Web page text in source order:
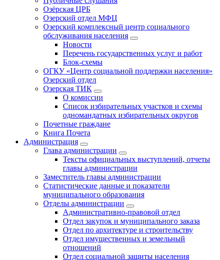
Озёрская ЦРБ
Озерский отдел МФЦ
Озерский комплексный центр социального
обслуживания населения
Новости
Перечень государственных услуг и работ
Блок-схемы
ОГКУ «Центр социальной поддержки населения»
Озерский отдел
Озерская ТИК
О комиссии
Список избирательных участков и схемы
одномандатных избирательных округов
Почетные граждане
Книга Почета
Администрация
Глава администрации
Тексты официальных выступлений, отчеты
главы администрации
Заместитель главы администрации
Статистические данные и показатели
муниципального образования
Отделы администрации
Административно-правовой отдел
Отдел закупок и муниципального заказа
Отдел по архитектуре и строительству
Отдел имущественных и земельный
отношений
Отдел социальной защиты населения